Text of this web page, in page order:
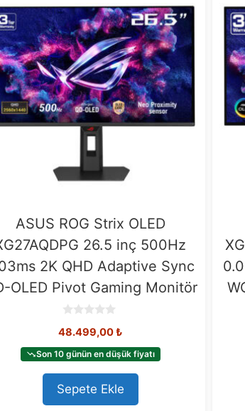
ASUS ROG Strix OLED
26.5 inç 500Hz
2K QHD Adaptive Sync
OLED Pivot Gaming Monitör
o
t
o
f
5
48.499,00₺
Son 10 günün en düşük fiyatı
Sepete Ekle